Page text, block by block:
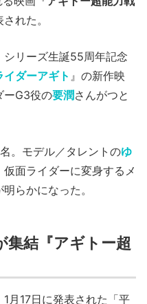
れた。
シリーズ生誕55周年記念
イダーアギト 』の新作映
ーG3役の要潤さんがつと
。モデル／タレントのゆ
仮⾯ライダーに変身するメ
らかになった。
結『アギトー超
1月17日に発表された「平